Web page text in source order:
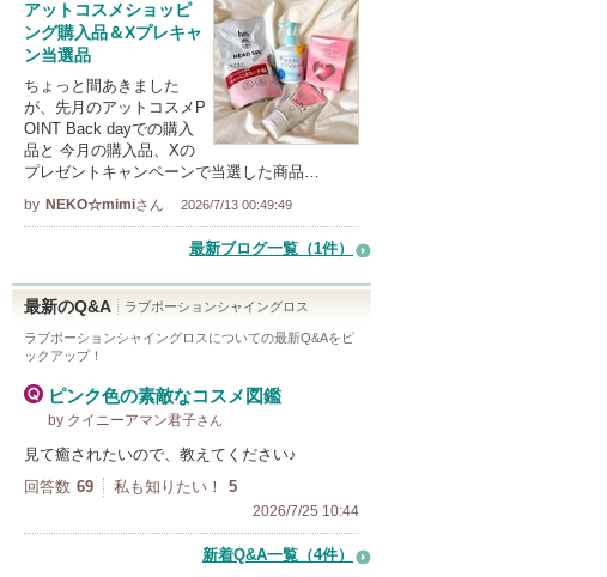
アットコスメショッピ
ング購入品＆Xプレキャ
ン当選品
ちょっと間あきました
が、先月のアットコスメP
OINT Back dayでの購入
品と 今月の購入品、Xの
プレゼントキャンペーンで当選した商品…
by NEKO☆mimiさん 2026/7/13 00:49:49
最新ブログ一覧（1件）
最新のQ&A ラブポーションシャイングロス
ラブポーションシャイングロス についての最新Q&Aをピ
ックアップ！
ピンク色の素敵なコスメ図鑑
by クイニーアマン君子さん
見て癒されたいので、教えてください♪
回答数 69 私も知りたい！ 5
2026/7/25 10:44
新着Q&A一覧（4件）